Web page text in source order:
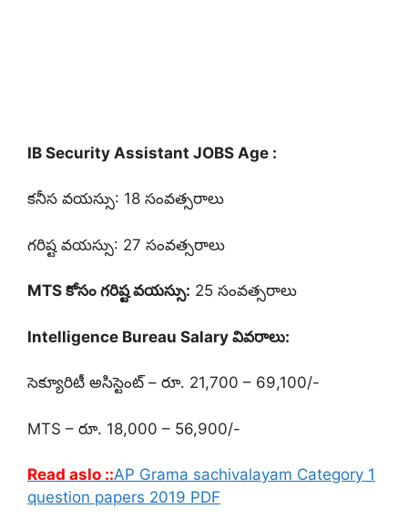
IB Security Assistant JOBS Age :
కనీస వయస్సు: 18 సంవత్సరాలు
గరిష్ట వయస్సు: 27 సంవత్సరాలు
MTS కోసం గరిష్ట వయస్సు: 25 సంవత్సరాలు
Intelligence Bureau Salary వివరాలు:
సెక్యూరిటీ అసిస్టెంట్ – రూ. 21,700 – 69,100/-
MTS – రూ. 18,000 – 56,900/-
Read aslo ::AP Grama sachivalayam Category 1
question papers 2019 PDF